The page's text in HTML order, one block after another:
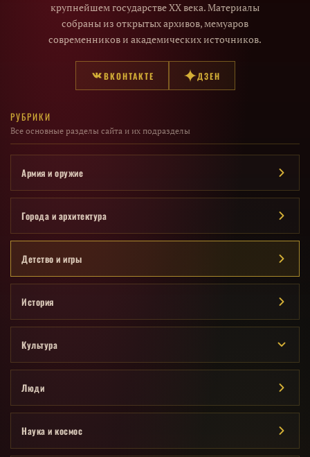
крупнейшем государстве XX века. Материалы
собраны из открытых архивов, мемуаров
современников и академических источников.
ВКОНТАКТЕ ДЗЕН
РУБРИКИ
Все основные разделы сайта и их подразделы
Армия и оружие
Города и архитектура
Детство и игры
История
Культура
Люди
Наука и космос